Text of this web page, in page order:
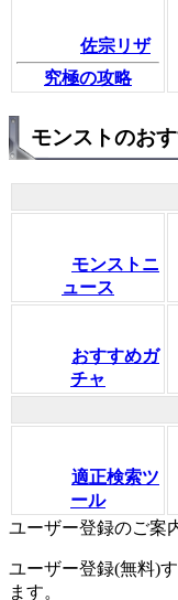
佐宗リザ
究極の攻略
モンストのお
モンストニ
ュース
おすすめガ
チャ
適正検索ツ
ール
ユーザー登録のご案
ユーザー登録(無料)
ます。